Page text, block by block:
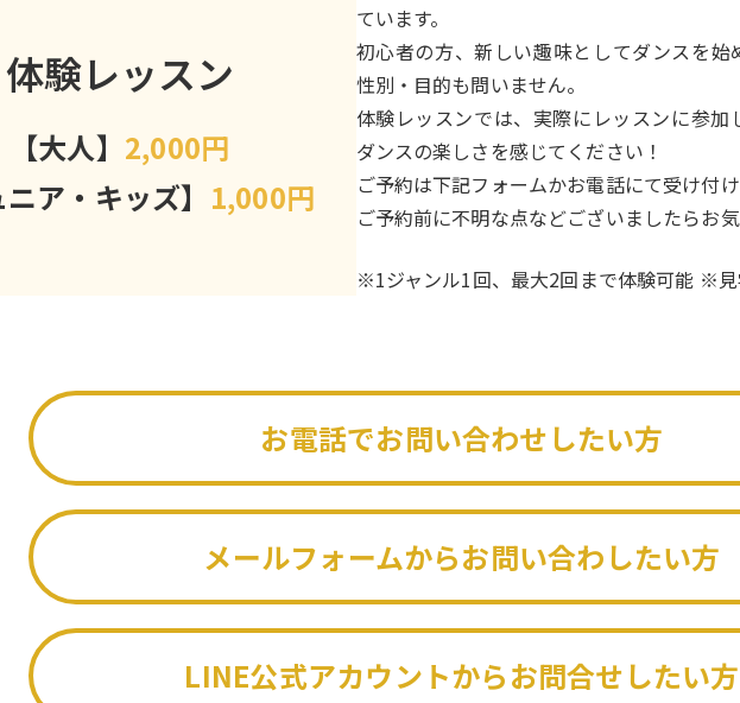
体験レッスン
【大人】 2,000円
ニア・キッズ】 1,000円
ています。
初心者の方、新しい趣味としてダンスを
性別・目的も問いません。
体験レッスンでは、実際にレッスンに参
ダンスの楽しさを感じてください！
ご予約は下記フォームかお電話にて受け付
ご予約前に不明な点などございましたらお
※1ジャンル1回、最大2回まで体験可能 ※
お電話でお問い合わせしたい方
メールフォームからお問い合わしたい方
LINE公式アカウントからお問合せしたい方